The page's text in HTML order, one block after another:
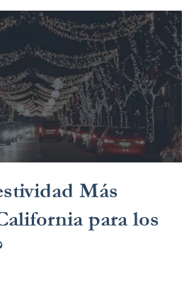
Más
para los